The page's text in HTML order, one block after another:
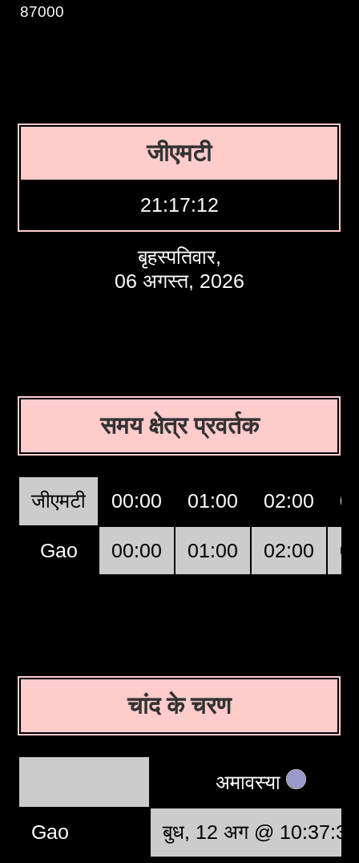
87000
जीएमटी
21:17:12
बृहस्पतिवार,
06 अगस्त, 2026
समय क्षेत्र प्रवर्तक
जीएमटी 00:00 01:00 02:00
Gao 00:00 01:00 02:00
चांद के चरण
अमावस्या
Gao बुध, 12 अग @ 10:37:37